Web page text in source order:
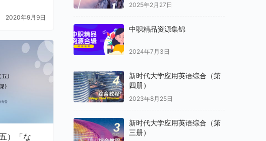
2020年9月9日
2025年2月27日
中职精品资源集锦
2024年7月3日
新时代大学应用英语综合（第
四册）
2023年8月25日
新时代大学应用英语综合（第
三册）